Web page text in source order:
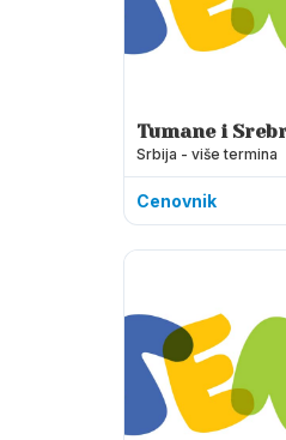
Tumane i
Srbija - više termina
Cenovnik